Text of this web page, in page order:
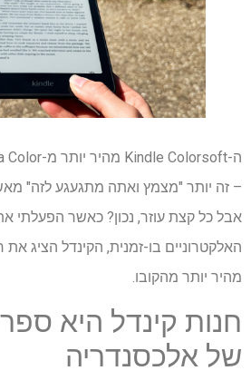
– זה יותר "מצמץ ואתה מתגעגע לזה"
אבל כל קצת עוזר, נכון? כאשר הפעלתי
האלקטרוניים בו-זמנית, הקינדל הציג
מהיר יותר מהקובו.
חנות קינדל היא
של אלכסנדריה